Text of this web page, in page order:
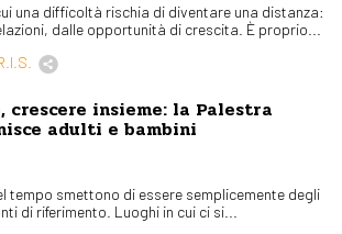
una difficoltà rischia di diventare una distanza:
dalle opportunità di crescita. È proprio...
crescere insieme: la Palestra
adulti e bambini
tempo smettono di essere semplicemente degli
di riferimento. Luoghi in cui ci si...